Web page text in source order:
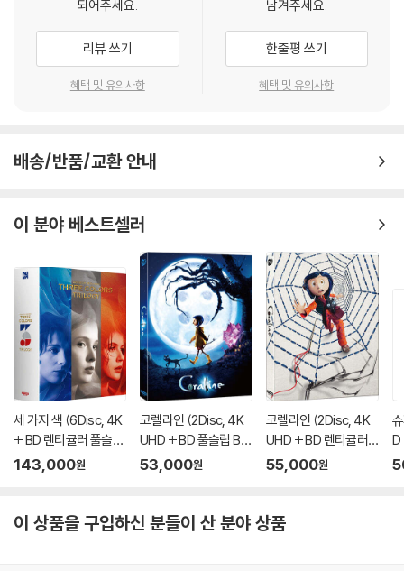
로 인한 반품/교환이 가능합니다.
※ 교환/반품 안내
1) 불량으로 인한 교환/반품 요청 시에는 불량 확인을 위해 개봉 시의 동영
상을 요청할 수 있으며, 동영상이 없는 경우 교환/반품이 제한될 수 있습니
문의 바랍니다.
3) 스틸북 한정판, 초회 한정판의 경우 제작 수량이 한정되어 있고, 택배
택을 부탁드립니다.
4) 한정판 상품의 변심, 오구매로 인한 반품은 회송된 상품의 상태 확인 후
진행이 가능합니다. 택배 이동 중 파손이 발생하지 않도록 완충 포장을 부
탁드립니다.
되어주세요.
리뷰 쓰기
혜택 및 유의사항
남겨주세요.
한줄평 쓰기
혜택 및 유의사항
배송/반품/교환 안내
이 분야 베스트셀러
세 가지 색 (6Disc, 4K
+ BD 렌티큘러 풀슬립
트릴로지 박스 한정판)
143,000원
코렐라인 (2Disc, 4K
UHD + BD 풀슬립 B T
ype 500장 한정판) :
53,000원
코렐라인 (2Disc, 4K
UHD + BD 렌티큘러
풀슬립 A Type 700장
55,000원
D
이 상품을 구입하신 분들이 산 분야 상품